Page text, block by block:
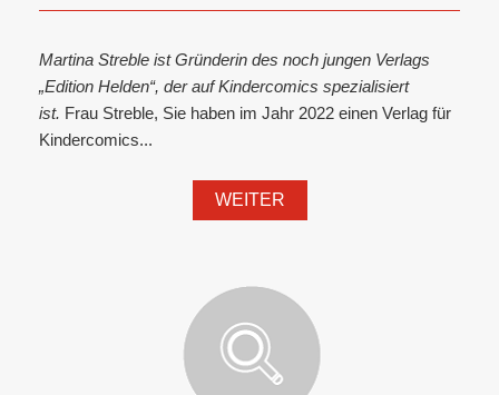
Martina Streble ist Gründerin des noch jungen Verlags
„Edition Helden“, der auf Kindercomics spezialisiert
ist. Frau Streble, Sie haben im Jahr 2022 einen Verlag für
Kindercomics...
WEITER